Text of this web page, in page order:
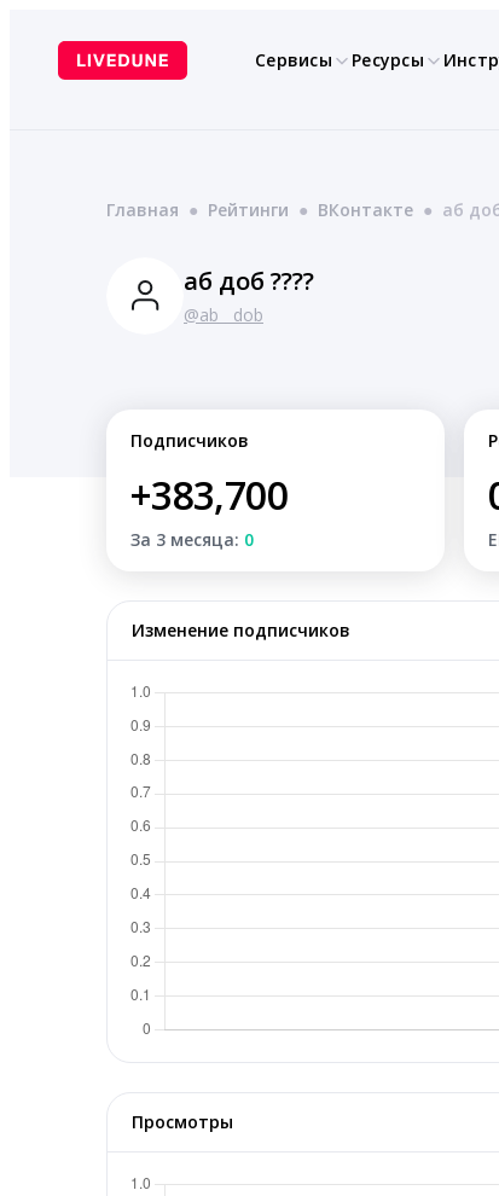
содержимому
Сервисы Ресурсы
Главная ● Рейтинги ● ВКонтакте ● аб
аб доб ????
@ab__dob
Подписчиков
+383,700
За 3 месяца: 0
Изменение подписчиков
Просмотры